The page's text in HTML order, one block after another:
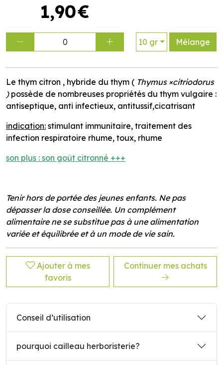
1,90€
0 10 gr Mélange
Le thym citron , hybride du thym ( Thymus ×citriodorus
) possède de nombreuses propriétés du thym vulgaire :
antiseptique, anti infectieux, antitussif,cicatrisant
indication: stimulant immunitaire, traitement des
infection respiratoire rhume, toux, rhume
son plus : son goût citronné +++
Tenir hors de portée des jeunes enfants. Ne pas
dépasser la dose conseillée. Un complément
alimentaire ne se substitue pas à une alimentation
variée et équilibrée et à un mode de vie sain.
Ajouter à mes
favoris
Continuer mes achats
Conseil d’utilisation
pourquoi cailleau herboristerie?